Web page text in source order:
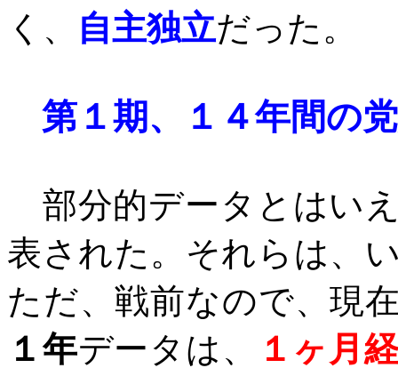
く、
自主独立だった。
第１期、１４年間の
部分的データとはい
表された。それらは、
ただ、戦前なので、現
１年データは、 １ヶ月